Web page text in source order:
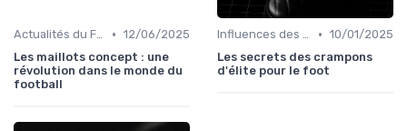
Actualités du Football et Nouveautés • 12/06/2025
Les maillots concept : une
révolution dans le monde du
football
Influences des Joueurs Professionnels • 10/01/2025
Les secrets des crampons
d'élite pour le foot